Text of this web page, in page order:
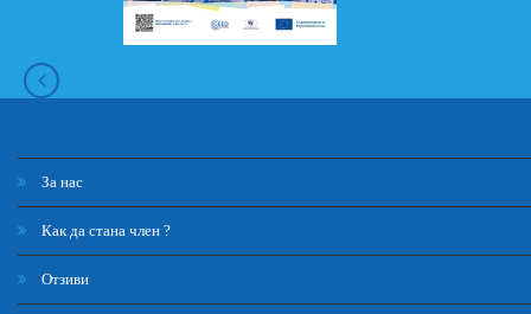
За нас
Как да стана член ?
Отзиви